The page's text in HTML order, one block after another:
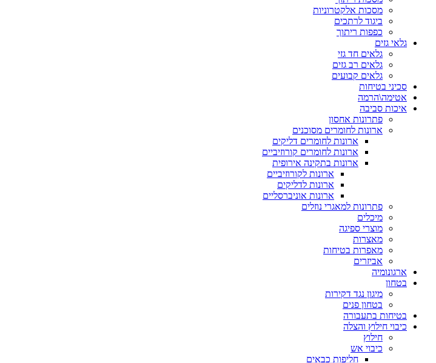
מסכות אלקטרוניות
ביגוד לרתכים
כפפות ריתוך
גלאי גזים
גלאים חד גזי
גלאים רב גזים
גלאים קבועים
סכיני בטיחות
אטימה\הרמה
איכות סביבה
פתרונות אחסון
ארונות לחומרים מסוכנים
ארונות לחומרים דליקים
ארונות לחומרים קורוזיביים
ארונות בתקינה אירופית
ארונות לקורוזיביים
ארונות לדליקים
ארונות אוניברסליים
פתרונות למאגרי נוזלים
מיכלים
מוצרי ספיגה
מאצרות
מאפרות בטיחות
אביזרים
ארגונומיה
בטחון
מיגון נגד דקירות
בטחון פנים
בטיחות בתעבורה
כיבוי חילוץ והצלה
חילוץ
כיבוי אש
חליפות כבאים